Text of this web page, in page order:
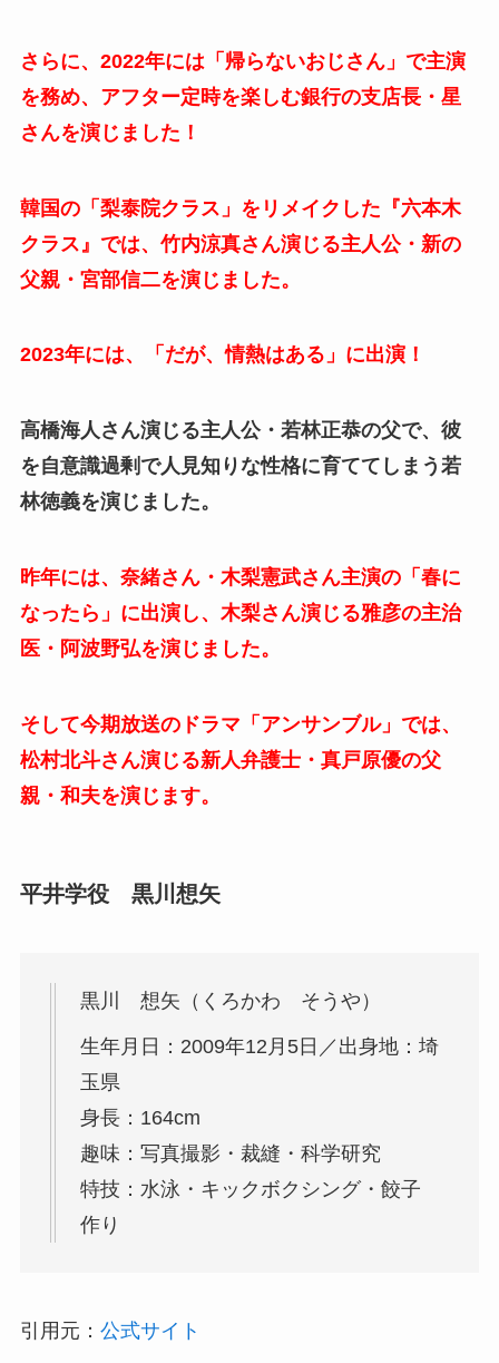
さらに、2022年には「帰らないおじさん」で主演
を務め、アフター定時を楽しむ銀行の支店長・星
さんを演じました！
韓国の「梨泰院クラス」をリメイクした『六本木
クラス』では、竹内涼真さん演じる主人公・新の
父親・宮部信二を演じました。
2023年には、「だが、情熱はある」に出演！
高橋海人さん演じる主人公・若林正恭の父で、彼
を自意識過剰で人見知りな性格に育ててしまう若
林徳義を演じました。
昨年には、奈緒さん・木梨憲武さん主演の「春に
なったら」に出演し、木梨さん演じる雅彦の主治
医・阿波野弘を演じました。
そして今期放送のドラマ「アンサンブル」では、
松村北斗さん演じる新人弁護士・真戸原優の父
親・和夫を演じます。
平井学役 黒川想矢
黒川 想矢（くろかわ そうや）
生年月日：2009年12月5日／出身地：埼
玉県
身長：164cm
趣味：写真撮影・裁縫・科学研究
特技：水泳・キックボクシング・餃子
作り
引用元： 公式サイト